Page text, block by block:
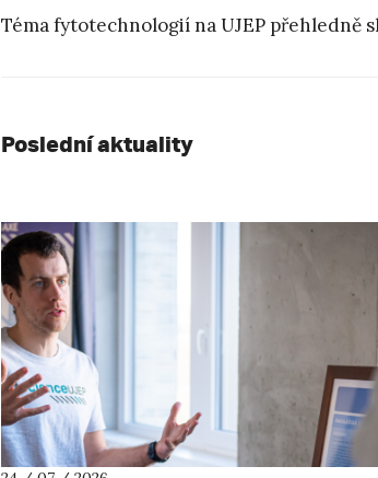
Téma fytotechnologií na UJEP přehledně
Poslední aktuality